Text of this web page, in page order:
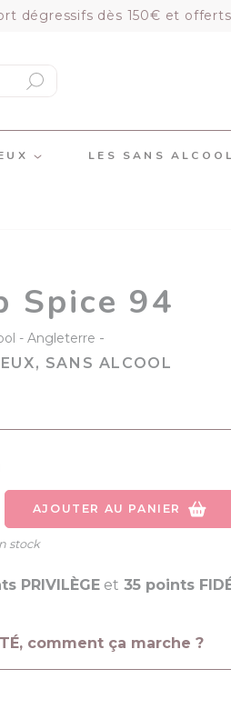
dégressifs dès 150€ et
VOIR LE
LES SANS ALCOOL
Spice 94
Angleterre -
SANS ALCOOL
AJOUTER AU PANIER
stock
PRIVILÈGE et 35 points
comment ça marche ?